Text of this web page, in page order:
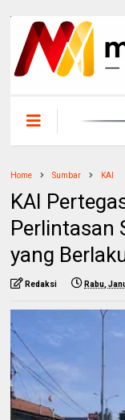
Home Sumbar KAI
KAI
Perlintasan
yang
Redaksi Rabu,